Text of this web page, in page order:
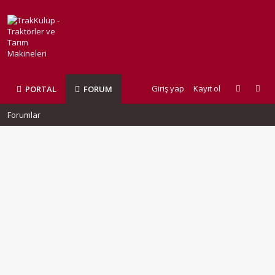
PORTAL FORUM Giriş yap Kayıt ol
Forumlar